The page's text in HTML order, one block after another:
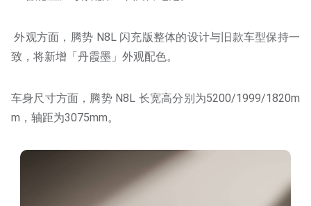
外观方面，腾势 N8L 闪充版整体的设计与旧款车型保持一
致，将新增「丹霞墨」外观配色。
车身尺寸方面，腾势 N8L 长宽高分别为5200/1999/1820m
m，轴距为3075mm。